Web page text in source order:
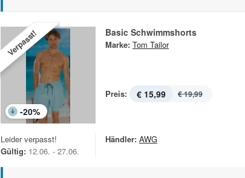
Verpasst!
-20%
Basic Schwimmshorts
Marke: Tom Tailor
Preis: € 15,99 € 19,99
Leider verpasst!
Gültig: 12.06. - 27.06.
Händler: AWG